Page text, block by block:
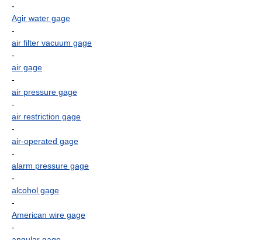
-
Agir water gage
-
air filter vacuum gage
-
air gage
-
air pressure gage
-
air restriction gage
-
air-operated gage
-
alarm pressure gage
-
alcohol gage
-
American wire gage
-